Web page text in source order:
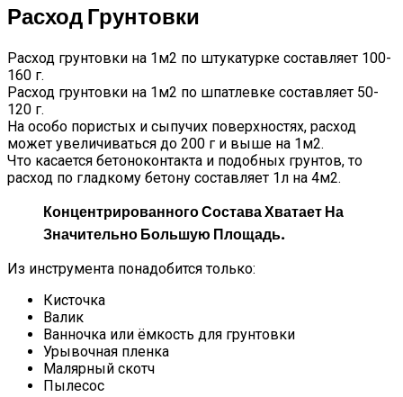
Расход Грунтовки
Расход грунтовки на 1м2 по штукатурке составляет 100-
160 г.
Расход грунтовки на 1м2 по шпатлевке составляет 50-
120 г.
На особо пористых и сыпучих поверхностях, расход
может увеличиваться до 200 г и выше на 1м2.
Что касается бетоноконтакта и подобных грунтов, то
расход по гладкому бетону составляет 1л на 4м2.
Концентрированного Состава Хватает На
Значительно Большую Площадь.
Из инструмента понадобится только:
Кисточка
Валик
Ванночка или ёмкость для грунтовки
Урывочная пленка
Малярный скотч
Пылесос